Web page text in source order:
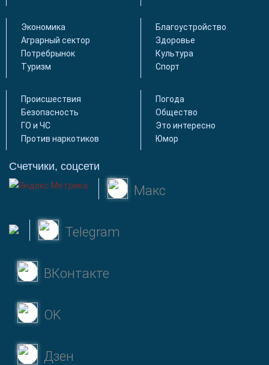
Экономика
Аграрный сектор
Потребрынок
Туризм
Благоустройство
Здоровье
Культура
Спорт
Происшествия
Безопасность
ГО и ЧС
Против наркотиков
Погода
Общество
Это интересно
Юмор
Счетчики, соцсети
Макс
Telegram
ВКонтакте
OK
Дзен